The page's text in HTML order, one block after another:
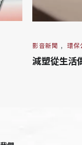
影音新聞 , 環保
減塑從生活